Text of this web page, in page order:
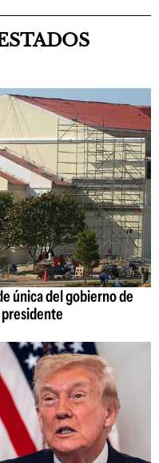
única del gobierno de
presidente